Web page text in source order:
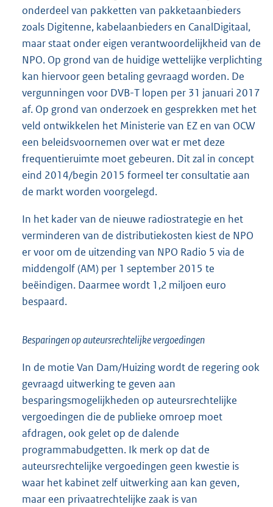
onderdeel van pakketten van pakketaanbieders
zoals Digitenne, kabelaanbieders en CanalDigitaal,
maar staat onder eigen verantwoordelijkheid van de
NPO. Op grond van de huidige wettelijke verplichting
kan hiervoor geen betaling gevraagd worden. De
vergunningen voor DVB-T lopen per 31 januari 2017
af. Op grond van onderzoek en gesprekken met het
veld ontwikkelen het Ministerie van EZ en van OCW
een beleidsvoornemen over wat er met deze
frequentieruimte moet gebeuren. Dit zal in concept
eind 2014/begin 2015 formeel ter consultatie aan
de markt worden voorgelegd.
In het kader van de nieuwe radiostrategie en het
verminderen van de distributiekosten kiest de NPO
er voor om de uitzending van NPO Radio 5 via de
middengolf (AM) per 1 september 2015 te
beëindigen. Daarmee wordt 1,2 miljoen euro
bespaard.
Besparingen op auteursrechtelijke vergoedingen
In de motie Van Dam/Huizing wordt de regering ook
gevraagd uitwerking te geven aan
besparingsmogelijkheden op auteursrechtelijke
vergoedingen die de publieke omroep moet
afdragen, ook gelet op de dalende
programmabudgetten. Ik merk op dat de
auteursrechtelijke vergoedingen geen kwestie is
waar het kabinet zelf uitwerking aan kan geven,
maar een privaatrechtelijke zaak is van